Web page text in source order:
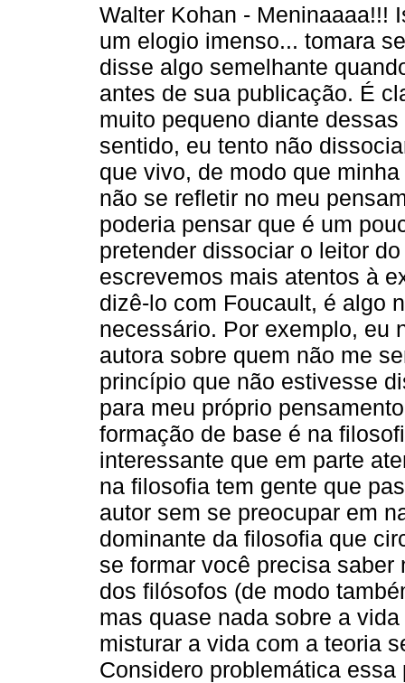
Walter Kohan - Meninaaaa!!!
um elogio imenso... tomara
disse algo semelhante
antes de sua publicação. É
muito pequeno diante
sentido, eu tento não
que vivo, de modo que
não se refletir no meu
poderia pensar que é um
pretender dissociar o leitor
escrevemos mais atentos à
dizê-lo com Foucault, é algo
necessário. Por exemplo, eu
autora sobre quem não me
princípio que não estivesse
para meu próprio
formação de base é na
interessante que em parte
na filosofia tem gente que
autor sem se preocupar em
dominante da filosofia que
se formar você precisa
dos filósofos (de modo
mas quase nada sobre a
misturar a vida com a teoria
Considero problemática